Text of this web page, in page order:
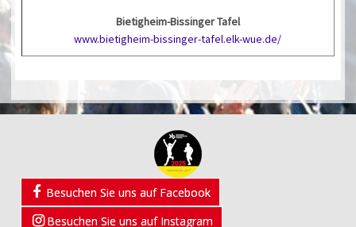
Bietigheim-Bissinger Tafel
www.bietigheim-bissinger-tafel.elk-wue.de/
Besuchen Sie uns auf Facebook
Besuchen Sie uns auf Instagram